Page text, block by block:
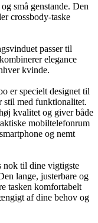
små genstande. Den
crossbody-taske
passer til
elegance
kvinde.
er specielt designet til
med funktionalitet.
kvalitet og giver både
mobiltelefonrum
og nemt
nok til dine vigtigste
lange, justerbare og
tasken komfortabelt
af dine behov og